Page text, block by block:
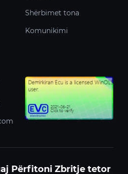
Shërbimet tona
Komunikimi
Përfitoni Zbritje tetor